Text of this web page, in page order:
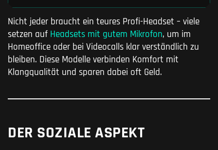
Nicht jeder braucht ein teures Profi-Headset – viele
setzen auf Headsets mit gutem Mikrofon, um im
Homeoffice oder bei Videocalls klar verständlich zu
bleiben. Diese Modelle verbinden Komfort mit
Klangqualität und sparen dabei oft Geld.
DER SOZIALE ASPEKT